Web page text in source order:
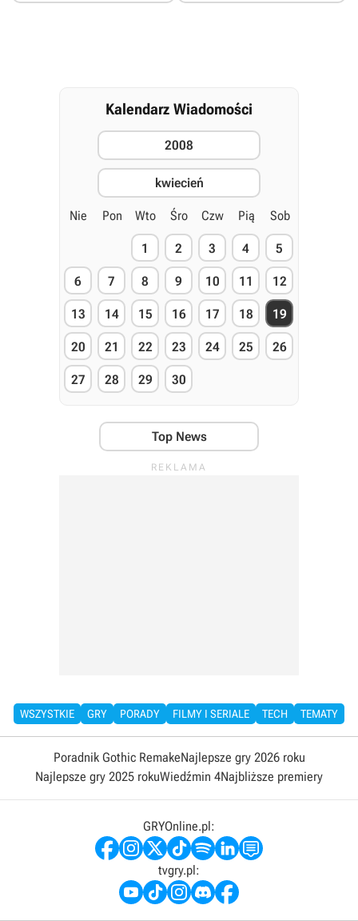
Kalendarz Wiadomości
2008
kwiecień
Nie Pon Wto Śro Czw Pią Sob
1 2 3 4 5
6 7 8 9 10 11 12
13 14 15 16 17 18 19
20 21 22 23 24 25 26
27 28 29 30
Top News
WSZYSTKIE GRY PORADY FILMY I SERIALE TECH TEMATY
Poradnik Gothic RemakeNajlepsze gry 2026 roku
Najlepsze gry 2025 rokuWiedźmin 4Najbliższe premiery
GRYOnline.pl:
tvgry.pl: